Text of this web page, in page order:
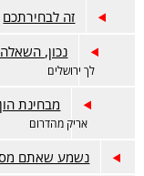
זה לבחירתכם
נכון,
לך ירושלים
מבחינת
אריק מהדרום
נשמע שאתם